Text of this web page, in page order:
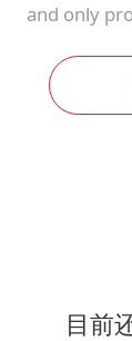
and only
目前